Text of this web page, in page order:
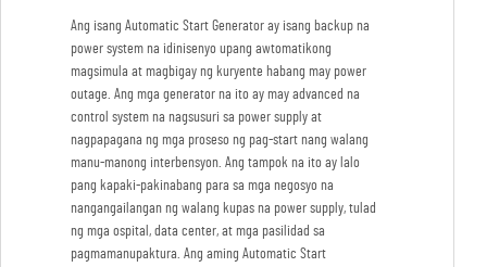
Ang isang Automatic Start Generator ay isang backup na
power system na idinisenyo upang awtomatikong
magsimula at magbigay ng kuryente habang may power
outage. Ang mga generator na ito ay may advanced na
control system na nagsusuri sa power supply at
nagpapagana ng mga proseso ng pag-start nang walang
manu-manong interbensyon. Ang tampok na ito ay lalo
pang kapaki-pakinabang para sa mga negosyo na
nangangailangan ng walang kupas na power supply, tulad
ng mga ospital, data center, at mga pasilidad sa
pagmamanupaktura. Ang aming Automatic Start